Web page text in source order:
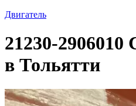
Двигатель
21230-2906010
в Тольятти